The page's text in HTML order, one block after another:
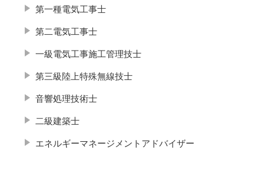
第一種電気工事士
第二電気工事士
一級電気工事施工管理技士
第三級陸上特殊無線技士
音響処理技術士
二級建築士
エネルギーマネージメントアドバイザー